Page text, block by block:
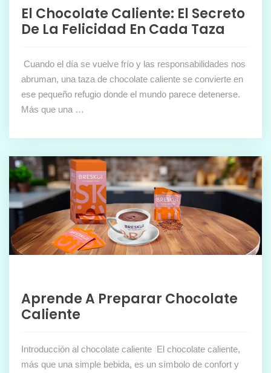
El Chocolate Caliente: El Secreto
De La Felicidad En Cada Taza
Cuando el día se vuelve frío y las responsabilidades nos
abruman, una taza de chocolate caliente se convierte en
ese pequeño refugio donde el mundo parece detenerse.
Más que una …
Aprende A Preparar Chocolate
Caliente
Introducción al chocolate caliente El chocolate caliente,
más que una simple bebida, es un símbolo de confort y